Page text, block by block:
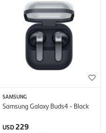
SAMSUNG
Samsung Galaxy Buds4 - Black
USD 229